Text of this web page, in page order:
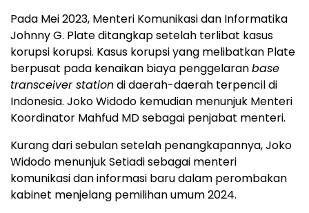
Pada Mei 2023, Menteri Komunikasi dan Informatika
Johnny G. Plate ditangkap setelah terlibat kasus
korupsi korupsi. Kasus korupsi yang melibatkan Plate
berpusat pada kenaikan biaya penggelaranbase
transceiver stationdi daerah-daerah terpencil di
Indonesia. Joko Widodo kemudian menunjuk Menteri
Koordinator Mahfud MD sebagai penjabat menteri.
Kurang dari sebulan setelah penangkapannya, Joko
Widodo menunjuk Setiadi sebagai menteri
komunikasi dan informasi baru dalam perombakan
kabinet menjelang pemilihan umum 2024.